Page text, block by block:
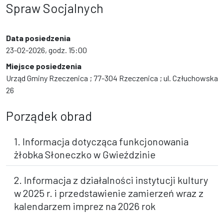
Spraw Socjalnych
Data posiedzenia
23-02-2026, godz. 15:00
Miejsce posiedzenia
Urząd Gminy Rzeczenica ; 77-304 Rzeczenica ; ul. Człuchowska
26
Porządek obrad
1. Informacja dotycząca funkcjonowania
żłobka Słoneczko w Gwieździnie
2. Informacja z działalności instytucji kultury
w 2025 r. i przedstawienie zamierzeń wraz z
kalendarzem imprez na 2026 rok